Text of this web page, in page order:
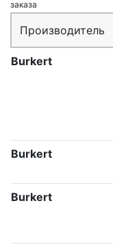
заказа
Производитель
Burkert
Burkert
Burkert